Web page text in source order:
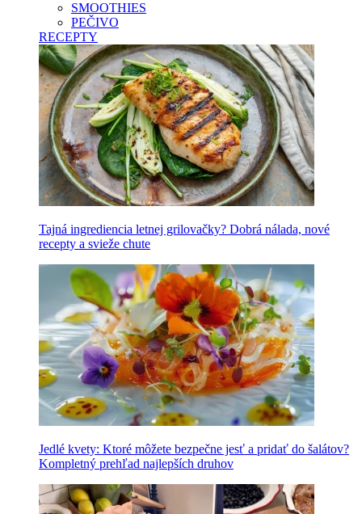
SMOOTHIES
PEČIVO
RECEPTY
Tajná ingrediencia letnej grilovačky? Dobrá nálada, nové
recepty a svieže chute
Jedlé kvety: Ktoré môžete bezpečne jesť a pridať do šalátov?
Kompletný prehľad najlepších druhov